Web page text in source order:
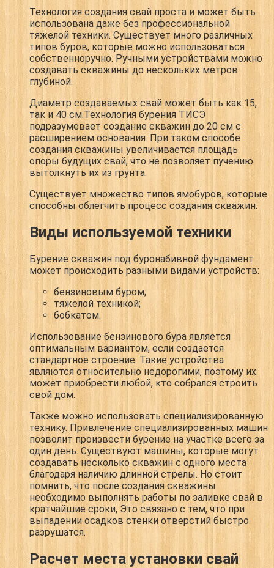
Технология создания свай проста и может быть
использована даже без профессиональной
тяжелой техники. Существует много различных
типов буров, которые можно использоваться
собственноручно. Ручными устройствами можно
создавать скважины до нескольких метров
глубиной.
Диаметр создаваемых свай может быть как 15,
так и 40 см.Технология бурения ТИСЭ
подразумевает создание скважин до 20 см с
расширением основания. При таком способе
создания скважины увеличивается площадь
опоры будущих свай, что не позволяет пучению
вытолкнуть их из грунта.
Существует множество типов ямобуров, которые
способны облегчить процесс создания скважин.
Виды используемой техники
Бурение скважин под буронабивной фундамент
может происходить разными видами устройств:
бензиновым буром;
тяжелой техникой;
бобкатом.
Использование бензинового бура является
оптимальным вариантом, если создается
стандартное строение. Такие устройства
являются относительно недорогими, поэтому их
может приобрести любой, кто собрался строить
свой дом.
Также можно использовать специализированную
технику. Привлечение специализированных машин
позволит произвести бурение на участке всего за
один день. Существуют машины, которые могут
создавать несколько скважин с одного места
благодаря наличию длинной стрелы. Но стоит
помнить, что после создания скважины
необходимо выполнять работы по заливке свай в
кратчайшие сроки, Это связано с тем, что при
выпадении осадков стенки отверстий быстро
разрушатся.
Расчет места установки свай